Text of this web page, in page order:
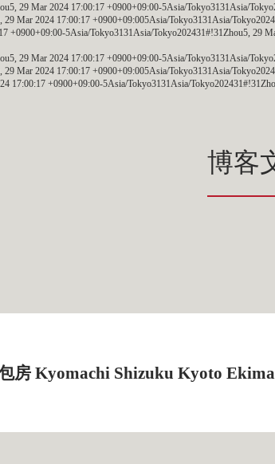
29 Mar 2024 17:00:17 +0900+09:00-5Asia/Tokyo3131Asia/
Mar 2024 17:00:17 +0900+09:005Asia/Tokyo3131Asia/
+0900+09:00-5Asia/Tokyo3131Asia/Tokyo202431#!31Zhou5, 29
29 Mar 2024 17:00:17 +0900+09:00-5Asia/Tokyo3131Asia/
Mar 2024 17:00:17 +0900+09:005Asia/Tokyo3131Asia/
17:00:17 +0900+09:00-5Asia/Tokyo3131Asia/
博客
房 Kyomachi Shizuku Kyoto